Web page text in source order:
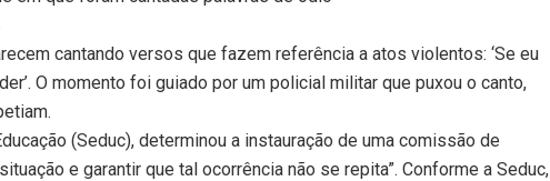
cantando versos que fazem referência a atos violentos: ‘Se eu
O momento foi guiado por um policial militar que puxou o canto,
(Seduc), determinou a instauração de uma comissão de
e garantir que tal ocorrência não se repita”. Conforme a Seduc,